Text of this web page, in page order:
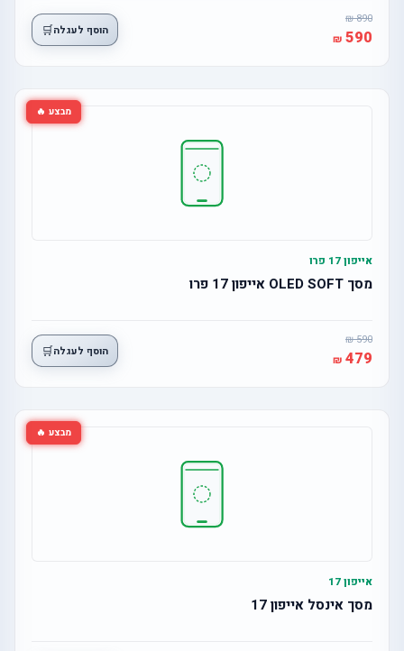
890
590 הוסף לעגלה🛒
מבצע 🔥
אייפון 17 פרו
מסך OLED SOFT אייפון 17 פרו
590
479 הוסף לעגלה🛒
מבצע 🔥
אייפון 17
מסך אינסל אייפון 17